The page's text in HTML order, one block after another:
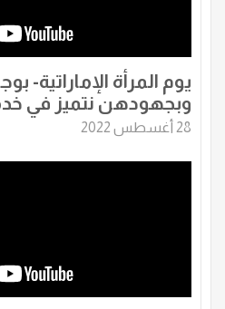
يوم المرأة الإماراتية-
وبجهودهن نتميز في
28 أغسطس 2022